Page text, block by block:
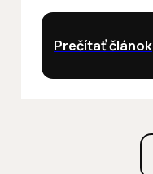
Prečítať článok